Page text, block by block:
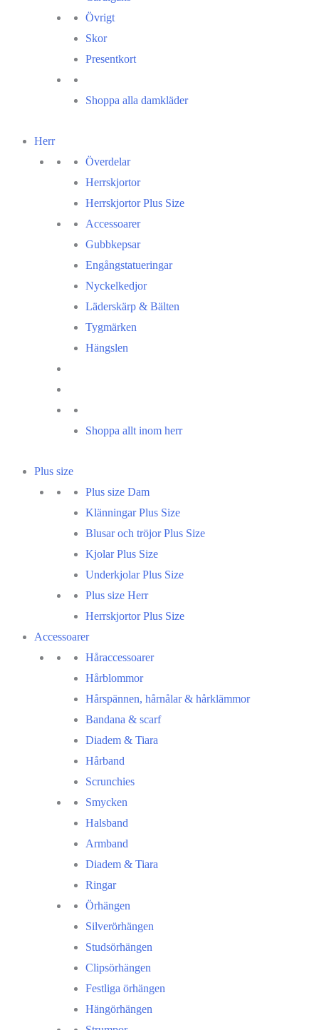
Övrigt
Skor
Presentkort
Shoppa alla damkläder
Herr
Överdelar
Herrskjortor
Herrskjortor Plus Size
Accessoarer
Gubbkepsar
Engångstatueringar
Nyckelkedjor
Läderskärp & Bälten
Tygmärken
Hängslen
Shoppa allt inom herr
Plus size
Plus size Dam
Klänningar Plus Size
Blusar och tröjor Plus Size
Kjolar Plus Size
Underkjolar Plus Size
Plus size Herr
Herrskjortor Plus Size
Accessoarer
Håraccessoarer
Hårblommor
Hårspännen, hårnålar & hårklämmor
Bandana & scarf
Diadem & Tiara
Hårband
Scrunchies
Smycken
Halsband
Armband
Diadem & Tiara
Ringar
Örhängen
Silverörhängen
Studsörhängen
Clipsörhängen
Festliga örhängen
Hängörhängen